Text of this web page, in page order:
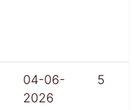
04-06-
2026
5